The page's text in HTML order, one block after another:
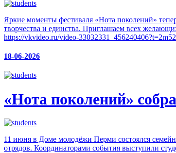
Яркие моменты фестиваля «Нота поколений»
творчества и единства. Приглашаем всех
https://vkvideo.ru/video-
18-06-2026
«Нота поколений»
11 июня в Доме молодёжи Перми состоялся
отрядов. Координаторами события выступили